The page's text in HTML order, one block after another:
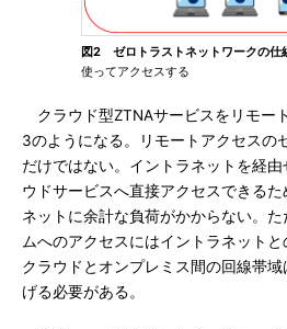
図2 ゼロトラストネットワークの仕
使ってアクセスする
クラウド型ZTNAサービスをリモー
3のようになる。リモートアクセスの
だけではない。イントラネットを経
ウドサービスへ直接アクセスできる
ネットに余計な負荷がかからない。
ムへのアクセスにはイントラネット
クラウドとオンプレミス間の回線帯
げる必要がある。